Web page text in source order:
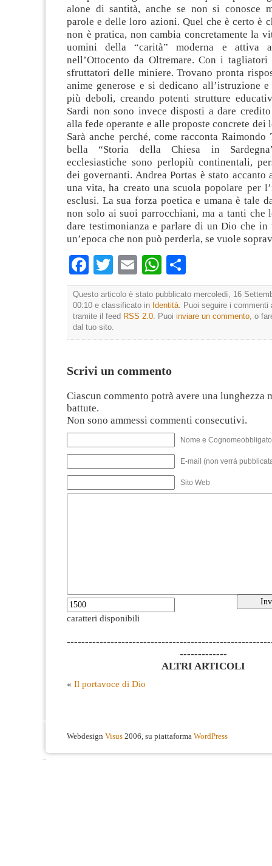
alone di santità, anche se non si conosce
parole e delle loro azioni. Quel che è certo è
non è pratica, non cambia concretamente la
uomini della “carità” moderna e attiva
nell’Ottocento da Oltremare. Con i
sfruttatori delle miniere. Trovano pronta
anime generose e si dedicano all’istruzione
più deboli, creando potenti strutture
Sardi non sono invece disposti a dare credito
alla fede operante e alle proposte concrete dei
Sarà anche perché, come racconta Raimondo
bella “Storia della Chiesa in
ecclesiastiche sono perlopiù continentali,
dei governanti. Andrea Portas è stato
una vita, ha creato una scuola popolare per
esclusi. La sua forza poetica e umana è tale
non solo ai suoi parrocchiani, ma a tanti che
dare testimonianza e parlare di un Dio che in
un’epoca che non può perderla, se vuole
Facebook
TwitterEmailWhatsApp
Questo articolo è stato pubblicato mercoledì, 16
00:10 e classificato in Identità . Puoi seguire i
tramite il feed RSS 2.0 . Puoi inviare un commento , o
dal tuo sito.
Scrivi un commento
Ciascun commento potrà avere una lunghezza
battute.
Non sono ammessi commenti consecutivi.
Nome e
E-mail (non verrà
Sito Web
caratteri disponibili
-------------
ALTRI ARTICOLI
« Il portavoce di Dio
Webdesign Visus 2006, su piattaforma WordPress